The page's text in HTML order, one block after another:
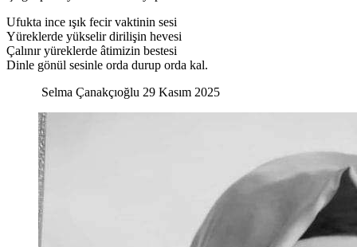
Ufukta ince ışık fecir vaktinin sesi
Yüreklerde yükselir dirilişin hevesi
Çalınır yüreklerde âtimizin bestesi
Dinle gönül sesinle orda durup orda kal.
Selma Çanakçıoğlu 29 Kasım 2025